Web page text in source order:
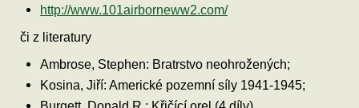
http://www.101airborneww2.com/
či z literatury
Ambrose, Stephen: Bratrstvo neohrožených;
Kosina, Jiří: Americké pozemní síly 1941-1945;